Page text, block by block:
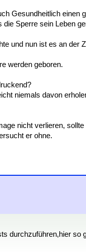
Gesundheitlich einen
Sperre sein Leben
und nun ist es an der
werden geboren.
niemals davon
nicht verlieren,
er ohne.
durchzuführen,hier so